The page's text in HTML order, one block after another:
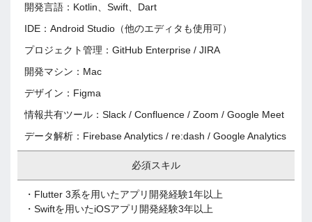
開発言語：Kotlin、Swift、Dart
IDE：Android Studio（他のエディタも使用可）
プロジェクト管理：GitHub Enterprise / JIRA
開発マシン：Mac
デザイン：Figma
情報共有ツール：Slack / Confluence / Zoom / Google Meet
データ解析：Firebase Analytics / re:dash / Google Analytics
必須スキル
・Flutter 3系を用いたアプリ開発経験1年以上
・Swiftを用いたiOSアプリ開発経験3年以上